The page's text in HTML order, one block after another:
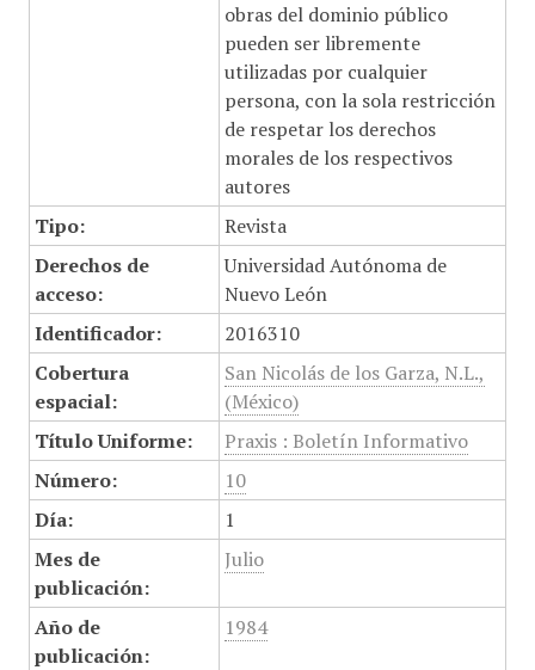
obras del dominio público
pueden ser libremente
utilizadas por cualquier
persona, con la sola restricción
de respetar los derechos
morales de los respectivos
autores
Tipo:
Revista
Derechos de
acceso:
Universidad Autónoma de
Nuevo León
Identificador:
2016310
Cobertura
espacial:
San Nicolás de los Garza, N.L.,
(México)
Título Uniforme:
Praxis : Boletín Informativo
Número:
10
Día:
1
Mes de
publicación:
Julio
Año de
publicación:
1984